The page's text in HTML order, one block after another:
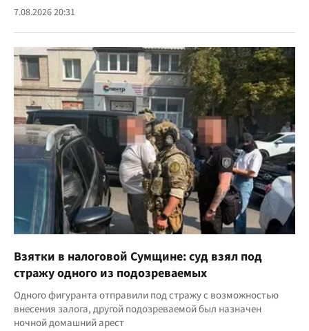
7.08.2026 20:31
Взятки в налоговой Сумщине: суд взял под
стражу одного из подозреваемых
Одного фигуранта отправили под стражу с возможностью
внесения залога, другой подозреваемой был назначен
ночной домашний арест